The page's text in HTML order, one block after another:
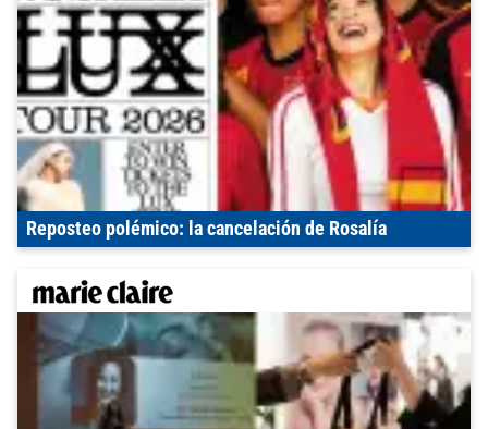
Reposteo polémico: la cancelación de Rosalía